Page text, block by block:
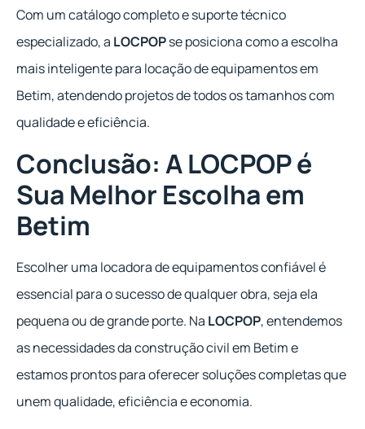
Com um catálogo completo e suporte técnico
especializado, a LOCPOPse posiciona como a escolha
mais inteligente para locação de equipamentos em
Betim, atendendo projetos de todos os tamanhos com
qualidade e eficiência.
Conclusão: A LOCPOP é
Sua Melhor Escolha em
Betim
Escolher uma locadora de equipamentos confiável é
essencial para o sucesso de qualquer obra, seja ela
pequena ou de grande porte. Na LOCPOP, entendemos
as necessidades da construção civil em Betim e
estamos prontos para oferecer soluções completas que
unem qualidade, eficiência e economia.